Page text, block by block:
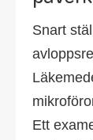
Snart
Ett